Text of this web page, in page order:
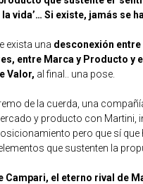
vida’… Si existe, jamás se
exista una desconexión entre
entre Marca y Producto y
Valor, al final.. una pose.
de la cuerda, una
y producto con Martini,
pero que sí que
que sustenten la
Campari, el eterno rival de